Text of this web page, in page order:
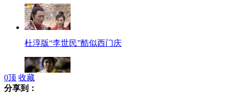
杜淳版“李世民”酷似西门庆
0顶 收藏
分享到：